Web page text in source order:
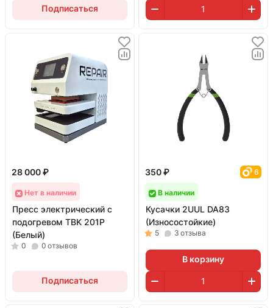
Подписаться
28 000 ₽
Нет в наличии
Пресс электрический с
подогревом TBK 201P
(Белый)
0 0 отзывов
Подписаться
350 ₽ 6
В наличии
Кусачки 2UUL DA83
(Износостойкие)
5 3 отзыва
В корзину